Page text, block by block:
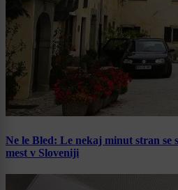
Ne le Bled: Le nekaj minut stran
mest v Sloveniji